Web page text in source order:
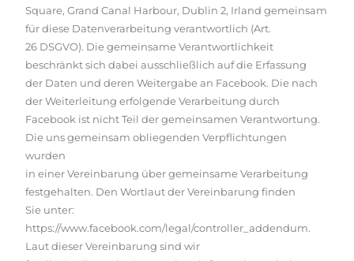
Square, Grand Canal Harbour, Dublin 2, Irland gemeinsam
für diese Datenverarbeitung verantwortlich (Art.
26 DSGVO). Die gemeinsame Verantwortlichkeit
beschränkt sich dabei ausschließlich auf die Erfassung
der Daten und deren Weitergabe an Facebook. Die nach
der Weiterleitung erfolgende Verarbeitung durch
Facebook ist nicht Teil der gemeinsamen Verantwortung.
Die uns gemeinsam obliegenden Verpflichtungen
wurden
in einer Vereinbarung über gemeinsame Verarbeitung
festgehalten. Den Wortlaut der Vereinbarung finden
Sie unter:
https://www.facebook.com/legal/controller_addendum.
Laut dieser Vereinbarung sind wir